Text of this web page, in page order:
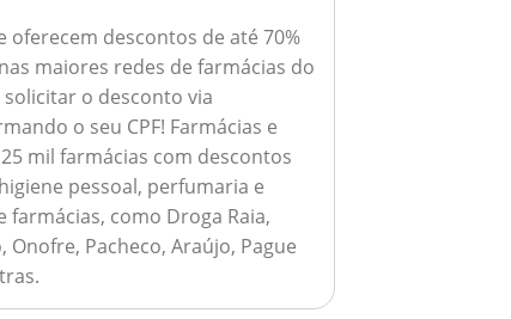
oferecem descontos de até 70%
maiores redes de farmácias do
solicitar o desconto via
o seu CPF! Farmácias e
mil farmácias com descontos
pessoal, perfumaria e
farmácias, como Droga Raia,
Onofre, Pacheco, Araújo, Pague